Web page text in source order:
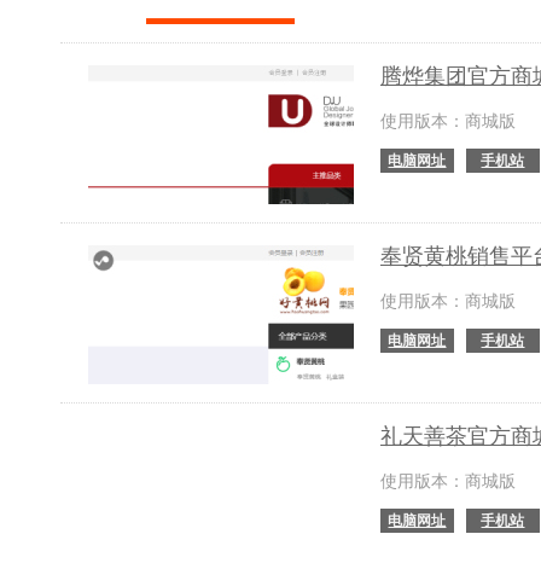
腾烨集团官方商
使用版本：商城版
电脑网址 手机站
奉贤黄桃销售平
使用版本：商城版
电脑网址 手机站
礼天善茶官方商
使用版本：商城版
电脑网址 手机站